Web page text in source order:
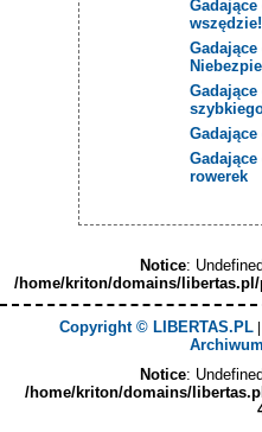
wszędzie!
Gadające
Gadające
rowerek
Notice:
/home/kriton/domains/
Copyright © LIBERTAS.PL|
Archiwum
Notice:
/home/kriton/domains/